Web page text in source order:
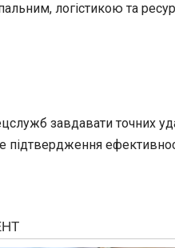
логістикою та
завдавати точних
підтвердження